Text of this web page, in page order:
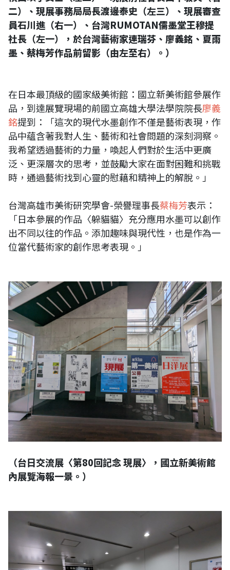
二）、現展事務局局長渡邊泰史（左三）、現展審查
員石川進（右一）、台灣RUMOTAN儒墨堂王穆提
社長（左一），於台灣藝術家連瑞芬、廖義銘、夏雨
墨、蔡梅芳作品前留影（由左至右）。）
在日本最頂級的國家級美術館：國立新美術館參展作
品，到達展覽現場的前國立高雄大學法學院院長廖義
銘提到：「這次的現代水墨創作不僅是藝術表現，作
品中蘊含著我對人生、藝術和社會問題的深刻洞察。
我希望透過藝術的力量，喚起人們對於生活中更廣
泛、更深層次的思考，並鼓勵大家在面對困難和挑戰
時，通過藝術找到心靈的慰藉和精神上的解脫。」
台灣高雄市美術研究學會-榮譽理事長蔡梅芳表示：
「日本參展的作品〈躲貓貓〉充分應用水墨可以創作
出不同以往的作品。添加趣味與現代性，也是作為一
位當代藝術家的創作思考表現。」
（台日交流展〈第80回記念 現展〉，國立新美術館
內展覽海報一景。）